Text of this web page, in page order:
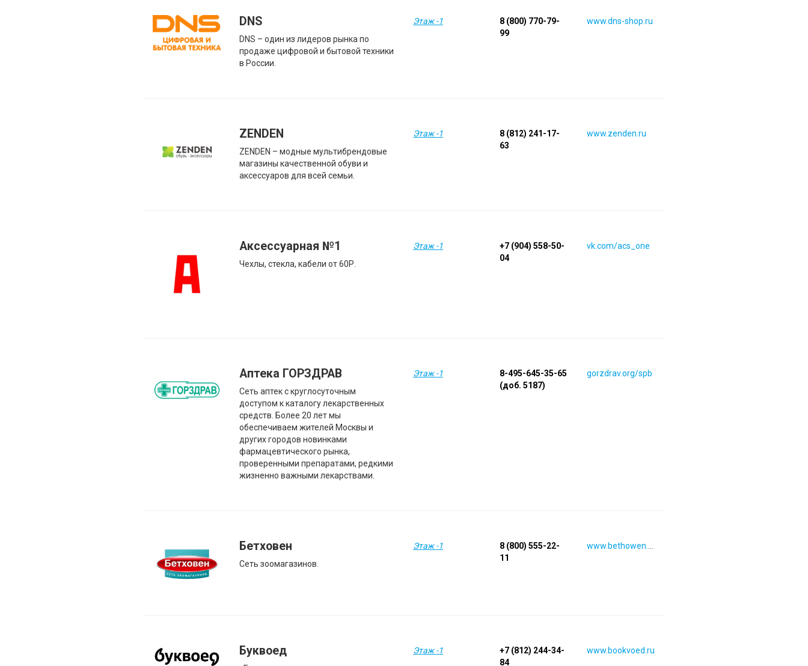
DNS
DNS – один из лидеров рынка по
продаже цифровой и бытовой техники
в России.
Этаж -1
8 (800) 770-79-
99
www.dns-shop.ru
ZENDEN
ZENDEN – модные мультибрендовые
магазины качественной обуви и
аксессуаров для всей семьи.
Этаж -1
8 (812) 241-17-
63
www.zenden.ru
Аксессуарная №1
Чехлы, стекла, кабели от 60Р.
Этаж -1
+7 (904) 558-50-
04
vk.com/acs_one
Аптека ГОРЗДРАВ
Сеть аптек с круглосуточным
доступом к каталогу лекарственных
средств. Более 20 лет мы
обеспечиваем жителей Москвы и
других городов новинками
фармацевтического рынка,
проверенными препаратами, редкими
жизненно важными лекарствами.
Этаж -1
8-495-645-35-65
(доб. 5187)
gorzdrav.org/spb
Бетховен
Сеть зоомагазинов.
Этаж -1
8 (800) 555-22-
11
Буквоед Этаж -1
+7 (812) 244-34-
84
www.bookvoed.ru